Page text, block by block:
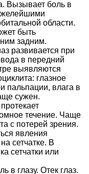
Вызывает боль в
области.
быть
задним.
развивается при
в передний
выявляются
глазное
пальпации, влага в
сужен.
течение. Чаще
с потерей зрения.
явления
сетчатке. В
сетчатки или
глазу. Отек глаз.